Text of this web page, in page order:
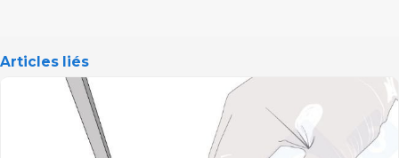
Articles liés